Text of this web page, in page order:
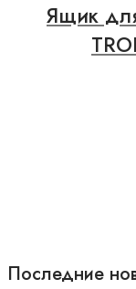
Ящик
Последние